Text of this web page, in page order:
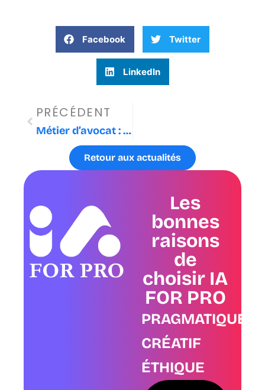
Facebook Twitter
LinkedIn
PRÉCÉDENT
Métier d’avocat : les enjeux de l’intelligence artificielle
Retour aux actualités
Les
bonnes
raisons
de
choisir IA
FOR PRO
PRAGMATIQUE
CRÉATIF
ÉTHIQUE